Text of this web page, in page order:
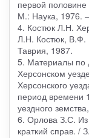
первой
М.: Наука, 1976.
4. Костюк Л.Н.
Л.Н. Костюк, В.Ф.
Таврия, 1987.
5. Материалы по
Херсонском
Херсонского
период времени
уездного
6. Орлова З.С.
краткий справ. /